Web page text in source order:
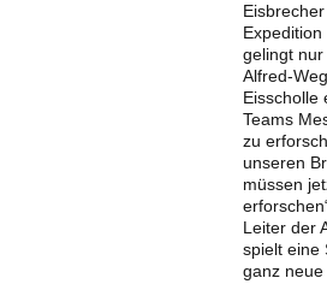
gelingt
Alfred-
Eisscholle
Teams
zu
unseren
müssen
Leiter der
spielt eine
ganz